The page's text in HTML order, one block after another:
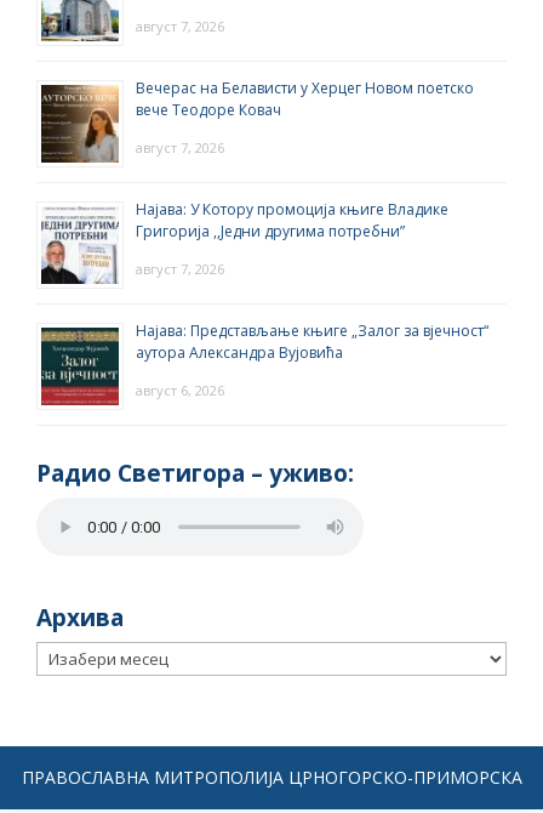
август 7, 2026
Вечерас на Белависти у Херцег Новом поетско
вече Теодоре Ковач
август 7, 2026
Најава: У Котору промоција књиге Владике
Григорија ,,Једни другима потребни”
август 7, 2026
Најава: Представљање књиге „Залог за вјечност“
аутора Александра Вујовића
август 6, 2026
Радио Светигора – yживо:
Архива
Архива
ПРАВОСЛАВНА МИТРОПОЛИЈА ЦРНОГОРСКО-ПРИМОРСКА